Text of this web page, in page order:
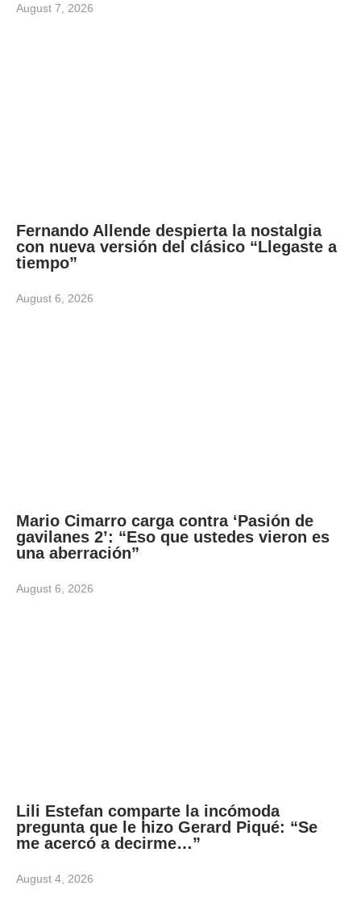
August 7, 2026
Fernando Allende despierta la nostalgia
con nueva versión del clásico “Llegaste a
tiempo”
August 6, 2026
Mario Cimarro carga contra ‘Pasión de
gavilanes 2’: “Eso que ustedes vieron es
una aberración”
August 6, 2026
Lili Estefan comparte la incómoda
pregunta que le hizo Gerard Piqué: “Se
me acercó a decirme…”
August 4, 2026